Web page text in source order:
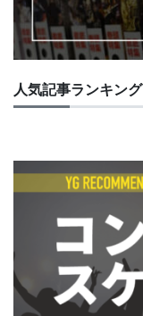
人気記事ランキング